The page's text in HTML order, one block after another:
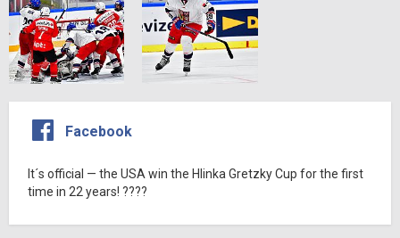
Facebook
It´s official — the USA win the Hlinka Gretzky Cup for the first
time in 22 years! ????